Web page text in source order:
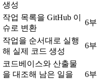
생성
작업 목록을 GitHub 이
슈로 변환
6부
작업을 순서대로 실행
해 실제 코드 생성
6부
코드베이스와 산출물
을 대조해 남은 일을
6부